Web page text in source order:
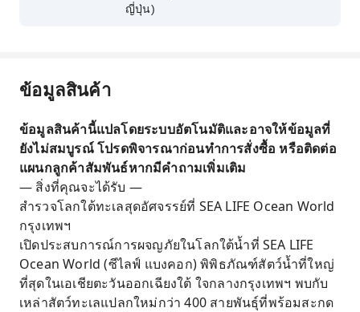
ญี่ปุ่น)
ข้อมูลสินค้า
ข้อมูลสินค้านี้แปลโดยระบบอัตโนมัติและอาจให้ข้อมูลที่
ยังไม่สมบูรณ์ โปรดพิจารณาก่อนทำการสั่งซื้อ หรือติดต่อ
แผนกลูกค้าสัมพันธ์หากมีคำถามเพิ่มเติม
— สิ่งที่คุณจะได้รับ —
สำรวจโลกใต้ทะเลสุดอัศจรรย์ที่ SEA LIFE Ocean World
กรุงเทพฯ
เปิดประสบการณ์การผจญภัยในโลกใต้น้ำที่ SEA LIFE
Ocean World (ซีไลฟ์ แบงคอก) พิพิธภัณฑ์สัตว์น้ำที่ใหญ่
ที่สุดในเอเชียตะวันออกเฉียงใต้ ใจกลางกรุงเทพฯ พบกับ
เหล่าสัตว์ทะเลแปลกใหม่กว่า 400 สายพันธุ์ที่พร้อมสะกด